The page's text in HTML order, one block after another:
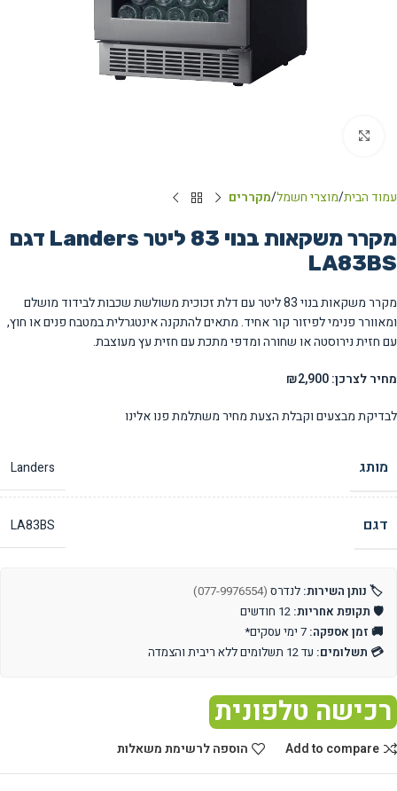
עמוד הבית מוצרי חשמל מקררים
מקרר משקאות בנוי ‏83 ‏ליטר Landers דגם
LA83BS
מקרר משקאות בנוי 83 ליטר עם דלת זכוכית משולשת שכבות לבידוד מושלם
ומאוורר פנימי לפיזור קור אחיד. מתאים להתקנה אינטגרלית במטבח פנים או חוץ,
עם חזית נירוסטה או שחורה ומדפי מתכת עם חזית עץ מעוצבת.
מחיר לצרכן: ₪2,900
לבדיקת מבצעים וקבלת הצעת מחיר משתלמת פנו אלינו
מותג Landers
דגם LA83BS
🏷️ נותן השירות: לנדרס (077-9976554)
🛡️ תקופת אחריות:
🚚 זמן אספקה:
💳 תשלומים: עד 12 תשלומים ללא ריבית והצמדה
רכישה טלפונית
Add to compare הוספה לרשימת משאלות